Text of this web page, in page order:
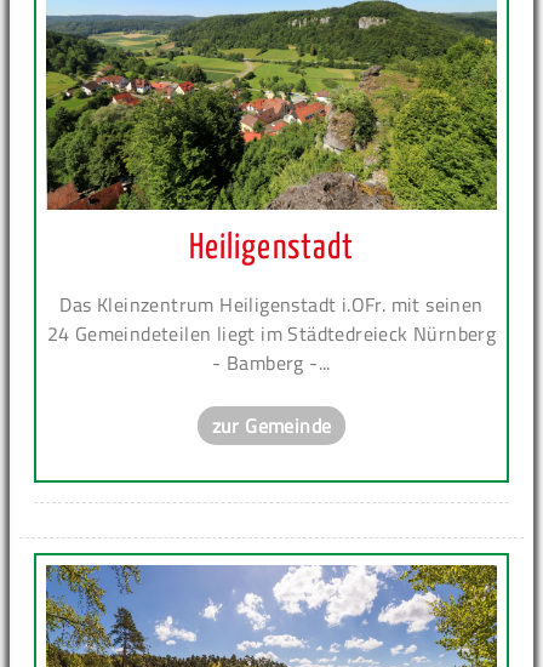
Heiligenstadt
Das Kleinzentrum Heiligenstadt i.OFr. mit seinen
24 Gemeindeteilen liegt im Städtedreieck Nürnberg
- Bamberg -...
zur Gemeinde